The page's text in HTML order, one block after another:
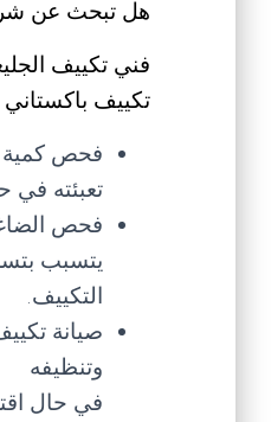
هل تبحث عن
فني تكييف
تكييف
فحص كمية
تعبئته في
فحص
يتسبب
التكييف.
صيانة
وتنظيفه
في حال